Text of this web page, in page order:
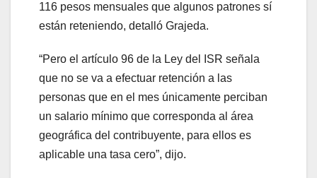
116 pesos mensuales que algunos patrones sí
están reteniendo, detalló Grajeda.
“Pero el artículo 96 de la Ley del ISR señala
que no se va a efectuar retención a las
personas que en el mes únicamente perciban
un salario mínimo que corresponda al área
geográfica del contribuyente, para ellos es
aplicable una tasa cero”, dijo.